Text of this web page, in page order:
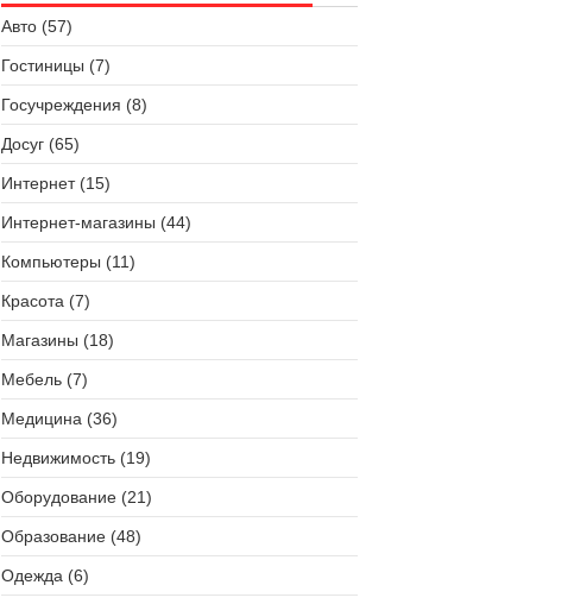
Авто (57)
Гостиницы (7)
Госучреждения (8)
Досуг (65)
Интернет (15)
Интернет-магазины (44)
Компьютеры (11)
Красота (7)
Магазины (18)
Мебель (7)
Медицина (36)
Недвижимость (19)
Оборудование (21)
Образование (48)
Одежда (6)